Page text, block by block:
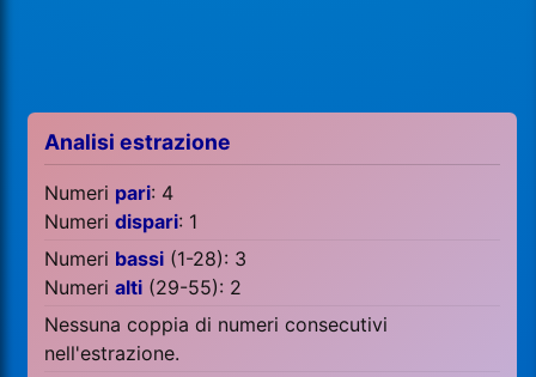
Analisi estrazione
Numeri pari: 4
Numeridispari: 1
Numeri bassi (1-28): 3
Numerialti (29-55): 2
Nessuna coppia di numeri consecutivi
nell'estrazione.